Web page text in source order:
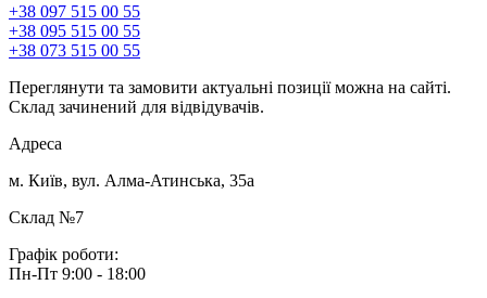
+38 097 515 00 55
+38 095 515 00 55
+38 073 515 00 55
Переглянути та замовити актуальні позиції можна на сайті.
Склад зачинений для відвідувачів.
Адреса
м. Київ, вул. Алма-Атинська, 35а
Склад №7
Графік роботи:
Пн-Пт 9:00 - 18:00